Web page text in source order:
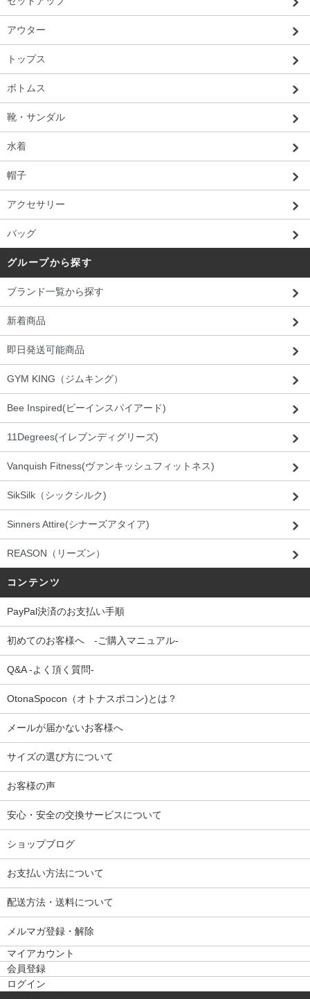
アウター
トップス
ボトムス
靴・サンダル
水着
帽子
アクセサリー
バッグ
グループから探す
ブランド一覧から探す
新着商品
即日発送可能商品
GYM KING（ジムキング）
Bee Inspired(ビーインスパイアード)
11Degrees(イレブンディグリーズ)
Vanquish Fitness(ヴァンキッシュフィットネス)
SikSilk（シックシルク)
Sinners Attire(シナーズアタイア)
REASON（リーズン）
コンテンツ
PayPal決済のお支払い手順
初めてのお客様へ -ご購入マニュアル-
Q&A -よく頂く質問-
OtonaSpocon（オトナスポコン)とは？
メールが届かないお客様へ
サイズの選び方について
お客様の声
安心・安全の交換サービスについて
ショップブログ
お支払い方法について
配送方法・送料について
メルマガ登録・解除
マイアカウント
会員登録
ログイン